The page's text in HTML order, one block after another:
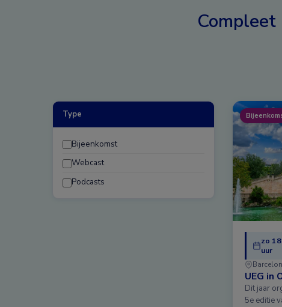
Type
Bijeenkomst
Webcast
Podcasts
zo
uur
UEG in
Dit jaar
5e editie